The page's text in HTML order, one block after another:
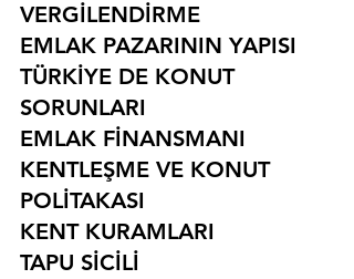
VERGİLENDİRME
EMLAK PAZARININ YAPISI
TÜRKİYE DE KONUT
SORUNLARI
EMLAK FİNANSMANI
KENTLEŞME VE KONUT
POLİTAKASI
KENT KURAMLARI
TAPU SİCİLİ